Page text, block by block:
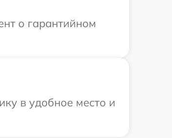
о гарантийном
в удобное место и